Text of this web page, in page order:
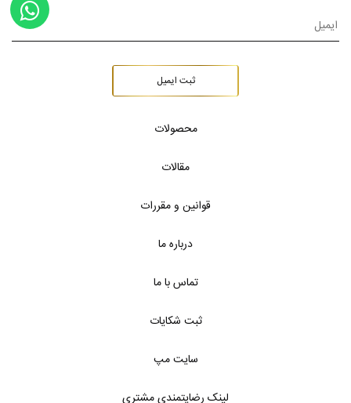
ثبت ایمیل
محصولات
مقالات
قوانین و مقررات
درباره ما
تماس با ما
ثبت شکایات
سایت مپ
لینک رضایتمندی مشتری